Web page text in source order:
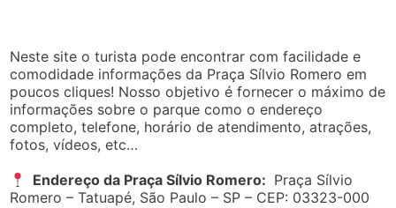
Neste site o turista pode encontrar com facilidade e
comodidade informações da Praça Sílvio Romero em
poucos cliques! Nosso objetivo é fornecer o máximo de
informações sobre o parque como o endereço
completo, telefone, horário de atendimento, atrações,
fotos, vídeos, etc…
Endereço da Praça Sílvio Romero: Praça Sílvio
Romero – Tatuapé, São Paulo – SP – CEP: 03323-000